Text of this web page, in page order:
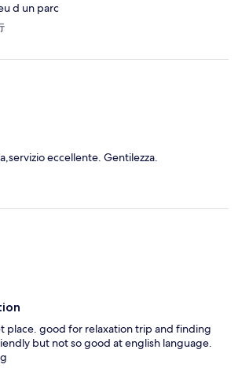
d un parc
eccellente. Gentilezza.
place. good for relaxation trip and finding
but not so good at english language.